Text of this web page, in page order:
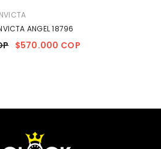
ANGEL 18796
$570.000 COP